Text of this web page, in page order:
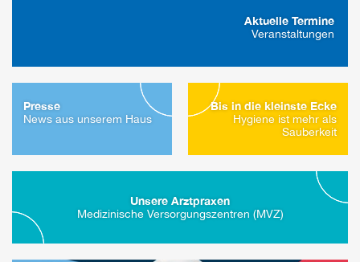
Aktuelle Termine
Veranstaltungen
Presse
News aus unserem Haus
Bis in die kleinste Ecke
Hygiene ist mehr als
Sauberkeit
Unsere Arztpraxen
Medizinische Versorgungszentren (MVZ)